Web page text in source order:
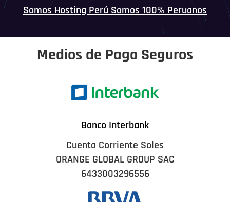
Somos Hosting Perú Somos 100% Peruanos
Medios de Pago Seguros
Banco Interbank
Cuenta Corriente Soles
ORANGE GLOBAL GROUP SAC
6433003296556